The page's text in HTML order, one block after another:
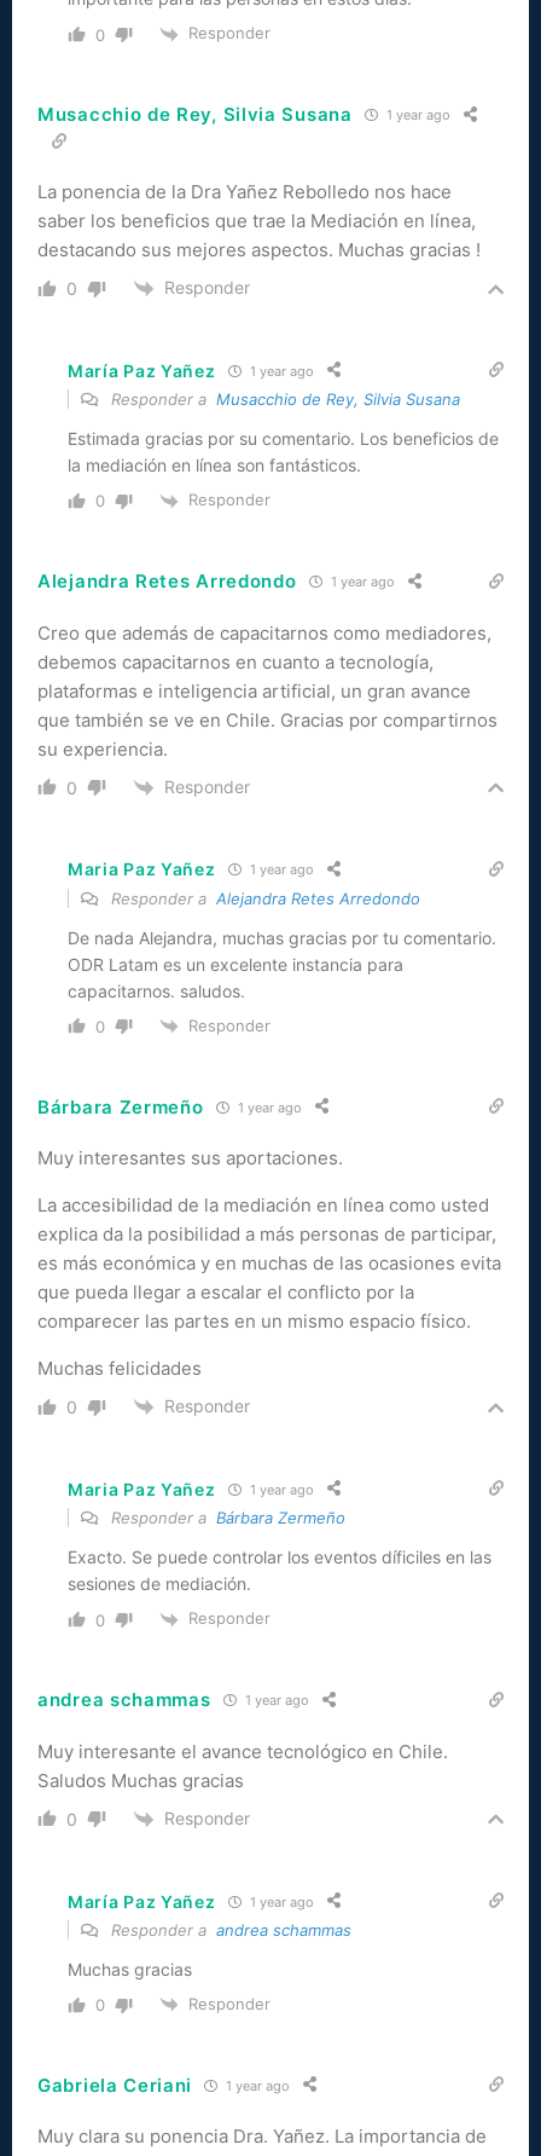
0 Responder
Musacchio de Rey, Silvia Susana 1 year ago
La ponencia de la Dra Yañez Rebolledo nos hace
saber los beneficios que trae la Mediación en línea,
destacando sus mejores aspectos. Muchas gracias !
0 Responder
María Paz Yañez 1 year ago
Responder a Musacchio de Rey, Silvia Susana
Estimada gracias por su comentario. Los beneficios de
la mediación en línea son fantásticos.
0 Responder
Alejandra Retes Arredondo 1 year ago
Creo que además de capacitarnos como mediadores,
debemos capacitarnos en cuanto a tecnología,
plataformas e inteligencia artificial, un gran avance
que también se ve en Chile. Gracias por compartirnos
su experiencia.
0 Responder
Maria Paz Yañez 1 year ago
Responder a Alejandra Retes Arredondo
De nada Alejandra, muchas gracias por tu comentario.
ODR Latam es un excelente instancia para
capacitarnos. saludos.
0 Responder
Bárbara Zermeño 1 year ago
Muy interesantes sus aportaciones.
La accesibilidad de la mediación en línea como usted
explica da la posibilidad a más personas de participar,
es más económica y en muchas de las ocasiones evita
que pueda llegar a escalar el conflicto por la
comparecer las partes en un mismo espacio físico.
Muchas felicidades
0 Responder
Maria Paz Yañez 1 year ago
Responder a Bárbara Zermeño
Exacto. Se puede controlar los eventos díficiles en las
sesiones de mediación.
0 Responder
andrea schammas 1 year ago
Muy interesante el avance tecnológico en Chile.
Saludos Muchas gracias
0 Responder
María Paz Yañez 1 year ago
Responder a andrea schammas
Muchas gracias
0 Responder
Gabriela Ceriani 1 year ago
Muy clara su ponencia Dra. Yañez. La importancia de